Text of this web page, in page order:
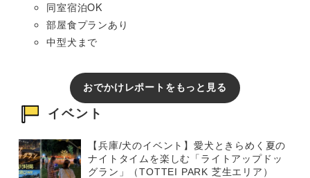
同室宿泊OK
部屋食プランあり
中型犬まで
おでかけレポートをもっと見る
イベント
【兵庫/犬のイベント】愛犬ときらめく夏の
ナイトタイムを楽しむ「ライトアップドッ
グラン」（TOTTEI PARK 芝生エリア）